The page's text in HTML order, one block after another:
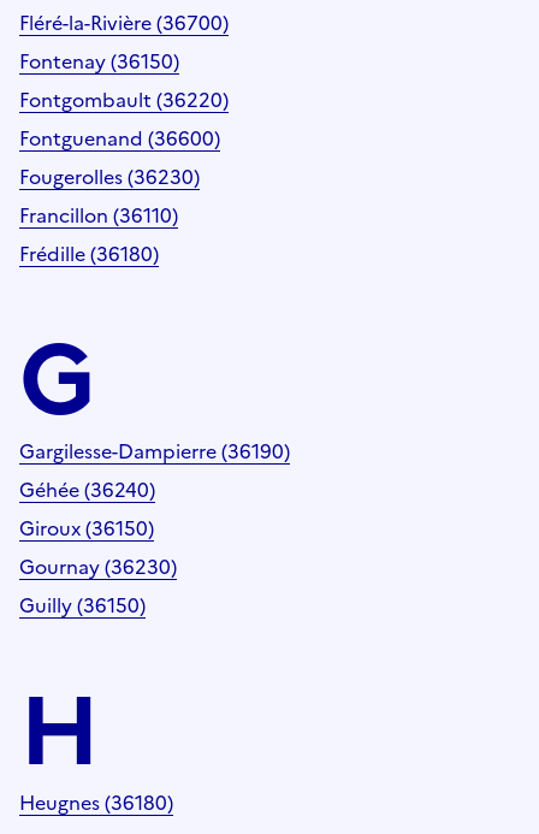
Fléré-la-Rivière (36700)
Fontenay (36150)
Fontgombault (36220)
Fontguenand (36600)
Fougerolles (36230)
Francillon (36110)
Frédille (36180)
G
Gargilesse-Dampierre (36190)
Géhée (36240)
Giroux (36150)
Gournay (36230)
Guilly (36150)
H
Heugnes (36180)